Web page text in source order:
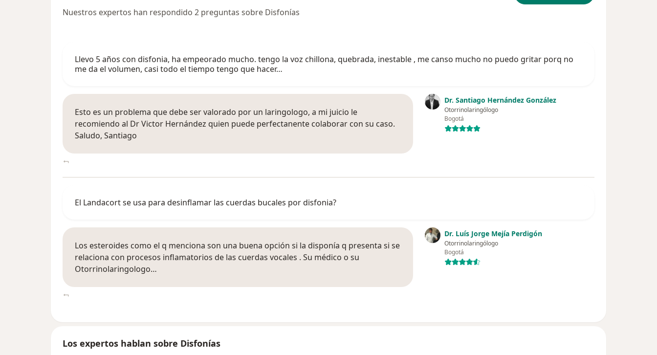
Nuestros expertos han respondido 2 preguntas sobre Disfonías
Llevo 5 años con disfonia, ha empeorado mucho. tengo la voz chillona, quebrada, inestable , me canso mucho no puedo gritar porq no
me da el volumen, casi todo el tiempo tengo que hacer…
Dr. Santiago Hernández González
Otorrinolaringólogo
Bogotá
Esto es un problema que debe ser valorado por un laringologo, a mi juicio le
recomiendo al Dr Victor Hernández quien puede perfectanente colaborar con su caso.
Saludo, Santiago
El Landacort se usa para desinflamar las cuerdas bucales por disfonia?
Dr. Luís Jorge Mejía Perdigón
Otorrinolaringólogo
Bogotá
Los esteroides como el q menciona son una buena opción si la disponía q presenta si se
relaciona con procesos inflamatorios de las cuerdas vocales . Su médico o su
Otorrinolaringologo…
Los expertos hablan sobre Disfonías